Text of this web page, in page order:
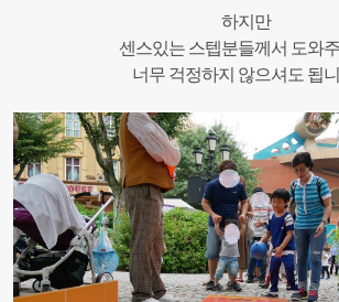
하지만
센스있는 스텝분들께서 도와
너무 걱정하지 않으셔도 됩